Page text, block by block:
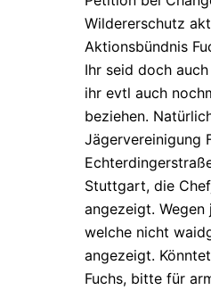
Wildererschutz
Aktionsbündnis
Ihr seid doch
ihr evtl auch
beziehen.
Jägervereinigung
Stuttgart, die
angezeigt. Wegen
welche nicht
angezeigt.
Fuchs, bitte für